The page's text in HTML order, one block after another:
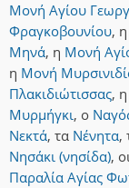
Μονή Αγίου
Φραγκοβουνίου, η
Μηνά, η Μονή
η Μονή
Πλακιδιώτισσας, η
Μυρμήγκι, ο
Νεκτά, τα Νένητα,
Νησάκι (νησίδα),
Παραλία Αγίας